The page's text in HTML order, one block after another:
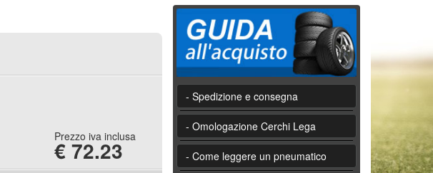
Prezzo iva inclusa
€ 72.23
- Spedizione e consegna
- Omologazione Cerchi Lega
- Come leggere un pneumatico